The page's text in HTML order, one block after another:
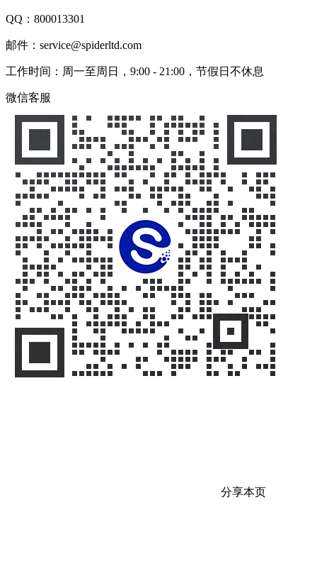
QQ： 800013301
邮件：service@spiderltd.com
工作时间：周一至周日，9:00 - 21:00，节假日不休息
微信客服
分享本页